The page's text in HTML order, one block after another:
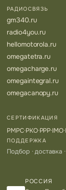
РАДИОСВЯЗЬ
gm340.ru
radio4you.ru
hellomotorola.ru
omegatetra.ru
omegacharge.ru
omegaintegral.ru
omegacanopy.ru
СЕРТИФИКАЦИЯ
РМРС·РКО·РРР·IMO·
ПОДДЕРЖКА
Подбор · доставка
РОССИЯ